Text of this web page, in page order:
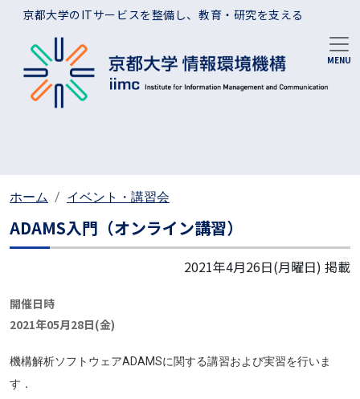
メインコンテンツに移動
京都大学のITサービスを整備し、教育・研究を支える
ホーム イベント・講習会
ADAMS入門（オンライン講習）
2021年4月26日(月曜日) 掲載
開催日時
2021年05月28日(金)
機構解析ソフトウェアADAMSに関する講習および実習を行いま
す．